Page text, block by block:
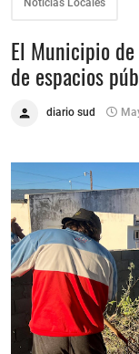
Noticias Locales
El Municipio
de espacios
diario sud